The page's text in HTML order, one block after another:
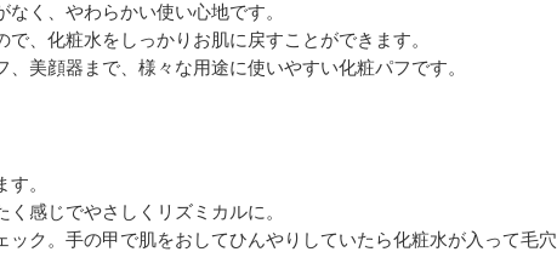
く、やわらかい使い心地です。
、化粧水をしっかりお肌に戻すことができます。
美顔器まで、様々な用途に使いやすい化粧パフです。
。
感じでやさしくリズミカルに。
ク。手の甲で肌をおしてひんやりしていたら化粧水が入って毛